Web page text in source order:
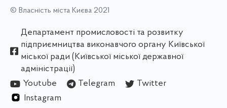
© Власність міста Києва 2021
Департамент промисловості та розвитку
підприємництва виконавчого органу Київської
міської ради (Київської міської державної
адміністрації)
Youtube
Telegram
Twitter
Instagram